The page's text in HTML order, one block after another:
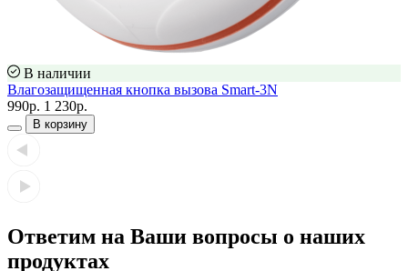
В наличии
Влагозащищенная кнопка вызова Smart-3N
990р. 1 230р.
В корзину
Ответим на Ваши вопросы о наших
продуктах